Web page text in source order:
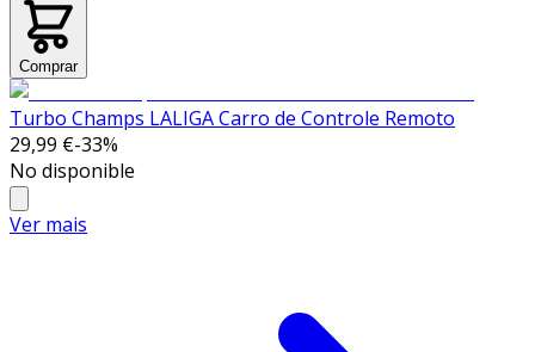
Comprar
Turbo Champs LALIGA Carro de Controle Remoto
29,99 €-33%
No disponible
Ver mais